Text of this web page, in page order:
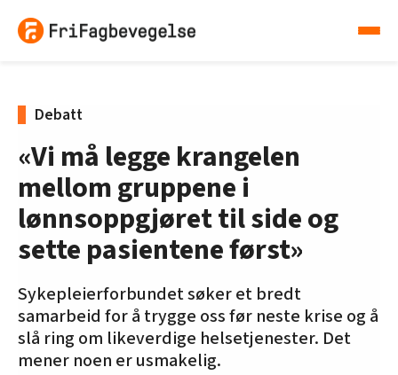
Debatt
«Vi må legge krangelen
mellom gruppene i
lønnsoppgjøret til side og
sette pasientene først»
Sykepleierforbundet søker et bredt
samarbeid for å trygge oss før neste krise og å
slå ring om likeverdige helsetjenester. Det
mener noen er usmakelig.